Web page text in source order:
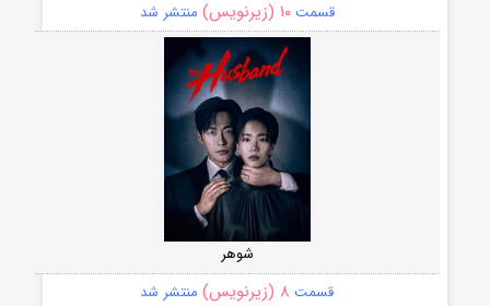
قسمت۱۰ (زیرنویس) منتشر شد
شوهر
قسمت ۸ (زیرنویس) منتشر شد